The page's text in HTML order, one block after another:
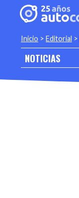
Inicio > Editorial >
NOTICIAS